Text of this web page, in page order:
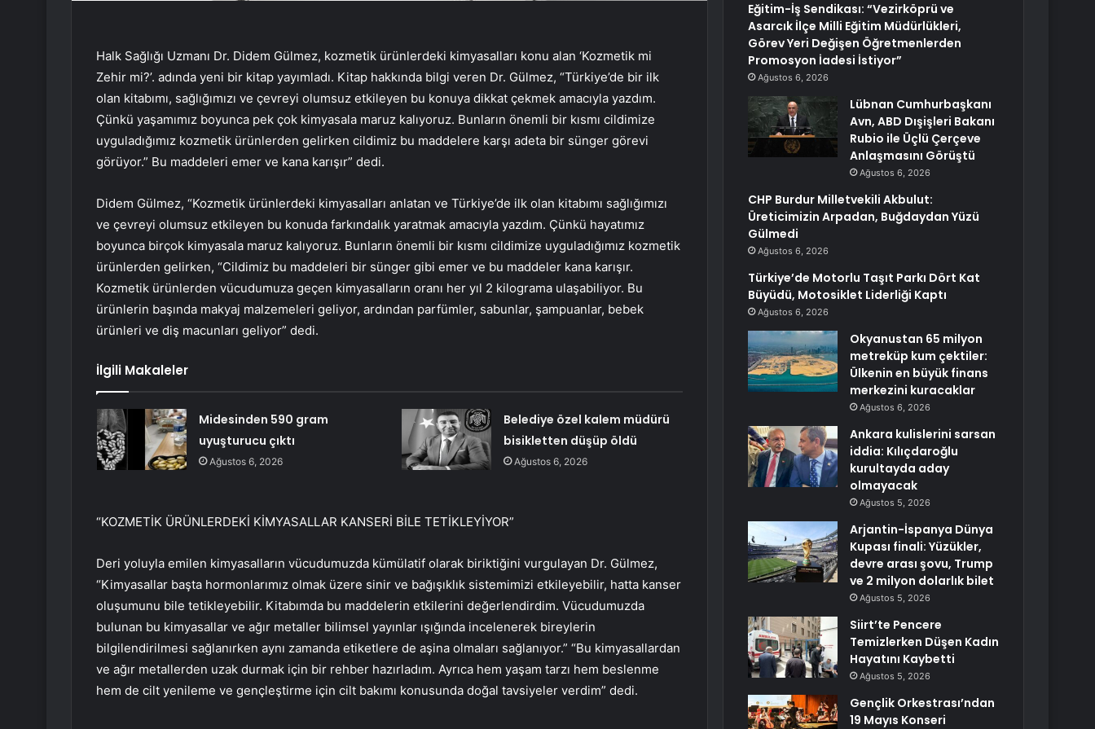
Halk Sağlığı Uzmanı Dr. Didem Gülmez, kozmetik ürünlerdeki kimyasalları konu alan ‘Kozmetik mi
Zehir mi?’. adında yeni bir kitap yayımladı. Kitap hakkında bilgi veren Dr. Gülmez, “Türkiye’de bir ilk
olan kitabımı, sağlığımızı ve çevreyi olumsuz etkileyen bu konuya dikkat çekmek amacıyla yazdım.
Çünkü yaşamımız boyunca pek çok kimyasala maruz kalıyoruz. Bunların önemli bir kısmı cildimize
uyguladığımız kozmetik ürünlerden gelirken cildimiz bu maddelere karşı adeta bir sünger görevi
görüyor.” Bu maddeleri emer ve kana karışır” dedi.
Didem Gülmez, “Kozmetik ürünlerdeki kimyasalları anlatan ve Türkiye’de ilk olan kitabımı sağlığımızı
ve çevreyi olumsuz etkileyen bu konuda farkındalık yaratmak amacıyla yazdım. Çünkü hayatımız
boyunca birçok kimyasala maruz kalıyoruz. Bunların önemli bir kısmı cildimize uyguladığımız kozmetik
ürünlerden gelirken, “Cildimiz bu maddeleri bir sünger gibi emer ve bu maddeler kana karışır.
Kozmetik ürünlerden vücudumuza geçen kimyasalların oranı her yıl 2 kilograma ulaşabiliyor. Bu
ürünlerin başında makyaj malzemeleri geliyor, ardından parfümler, sabunlar, şampuanlar, bebek
ürünleri ve diş macunları geliyor” dedi.
İlgili Makaleler
Midesinden 590 gram
uyuşturucu çıktı
Ağustos 6, 2026
Belediye özel kalem müdürü
bisikletten düşüp öldü
Ağustos 6, 2026
“KOZMETİK ÜRÜNLERDEKİ KİMYASALLAR KANSERİ BİLE TETİKLEYİYOR”
Deri yoluyla emilen kimyasalların vücudumuzda kümülatif olarak biriktiğini vurgulayan Dr. Gülmez,
“Kimyasallar başta hormonlarımız olmak üzere sinir ve bağışıklık sistemimizi etkileyebilir, hatta kanser
oluşumunu bile tetikleyebilir. Kitabımda bu maddelerin etkilerini değerlendirdim. Vücudumuzda
bulunan bu kimyasallar ve ağır metaller bilimsel yayınlar ışığında incelenerek bireylerin
bilgilendirilmesi sağlanırken aynı zamanda etiketlere de aşina olmaları sağlanıyor.” “Bu kimyasallardan
ve ağır metallerden uzak durmak için bir rehber hazırladım. Ayrıca hem yaşam tarzı hem beslenme
hem de cilt yenileme ve gençleştirme için cilt bakımı konusunda doğal tavsiyeler verdim” dedi.
Eğitim-İş Sendikası: “Vezirköprü ve
Asarcık İlçe Milli Eğitim Müdürlükleri,
Görev Yeri Değişen Öğretmenlerden
Promosyon İadesi İstiyor”
Ağustos 6, 2026
Lübnan Cumhurbaşkanı
Avn, ABD Dışişleri Bakanı
Rubio ile Üçlü Çerçeve
Anlaşmasını Görüştü
Ağustos 6, 2026
CHP Burdur Milletvekili Akbulut:
Üreticimizin Arpadan, Buğdaydan Yüzü
Gülmedi
Ağustos 6, 2026
Türkiye’de Motorlu Taşıt Parkı Dört Kat
Büyüdü, Motosiklet Liderliği Kaptı
Ağustos 6, 2026
Okyanustan 65 milyon
metreküp kum çektiler:
Ülkenin en büyük finans
merkezini kuracaklar
Ağustos 6, 2026
Ankara kulislerini sarsan
iddia: Kılıçdaroğlu
kurultayda aday
olmayacak
Ağustos 5, 2026
Arjantin-İspanya Dünya
Kupası finali: Yüzükler,
devre arası şovu, Trump
ve 2 milyon dolarlık bilet
Ağustos 5, 2026
Siirt’te Pencere
Temizlerken Düşen Kadın
Hayatını Kaybetti
Ağustos 5, 2026
Gençlik Orkestrası’ndan
19 Mayıs Konseri